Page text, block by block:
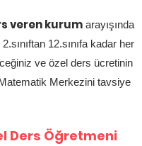
veren kurum arayışında
12.sınıfa kadar her
ve özel ders ücretinin
Merkezini tavsiye
Ders Öğretmeni